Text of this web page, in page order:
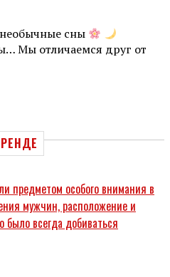
сны
Мы отличаемся друг от